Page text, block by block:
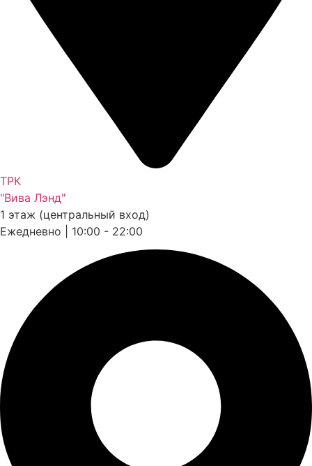
ТРК
"Вива Лэнд"
1 этаж (центральный вход)
Ежедневно | 10:00 - 22:00